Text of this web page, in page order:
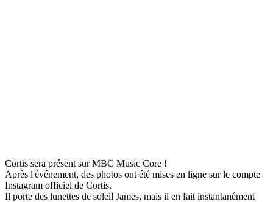
Cortis sera présent sur MBC Music Core !
Après l'événement, des photos ont été mises en ligne sur le compte
Instagram officiel de Cortis.
Il porte des lunettes de soleil James, mais il en fait instantanément